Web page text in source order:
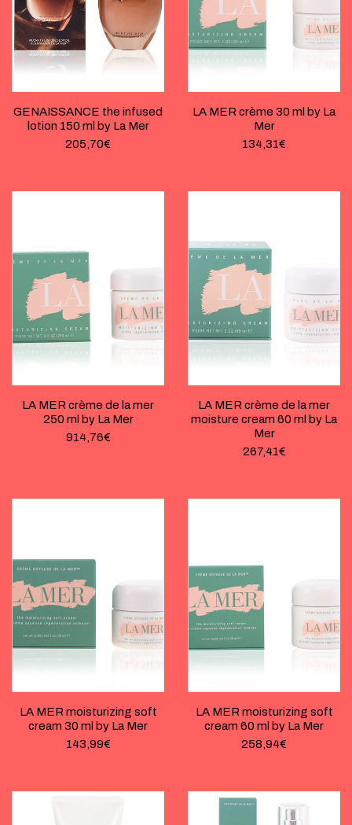
GENAISSANCE the infused
lotion 150 ml by La Mer
205,70€
LA MER crème 30 ml by La
Mer
134,31€
LA MER crème de la mer
250 ml by La Mer
914,76€
LA MER crème de la mer
moisture cream 60 ml by La
Mer
267,41€
LA MER moisturizing soft
cream 30 ml by La Mer
143,99€
LA MER moisturizing soft
cream 60 ml by La Mer
258,94€